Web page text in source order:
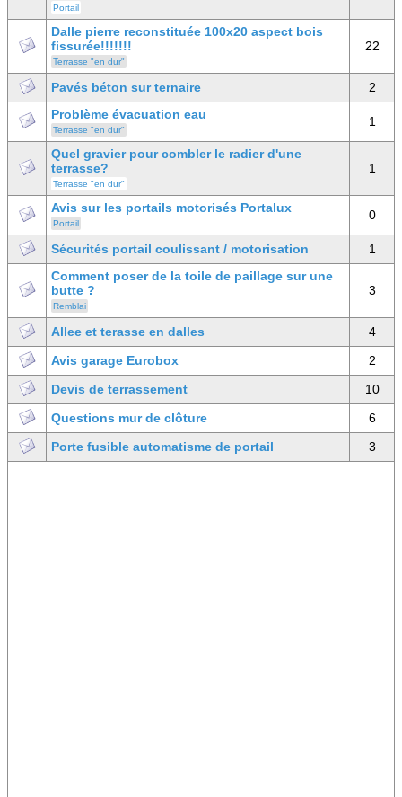
Portail
Dalle pierre reconstituée 100x20 aspect bois
fissurée!!!!!!!
Terrasse "en dur"
22
Pavés béton sur ternaire
2
Problème évacuation eau
Terrasse "en dur"
1
Quel gravier pour combler le radier d'une
terrasse?
Terrasse "en dur"
1
Avis sur les portails motorisés Portalux
Portail
0
Sécurités portail coulissant / motorisation
1
Comment poser de la toile de paillage sur une
butte ?
Remblai
3
Allee et terasse en dalles
4
Avis garage Eurobox
2
Devis de terrassement
10
Questions mur de clôture
6
Porte fusible automatisme de portail
3